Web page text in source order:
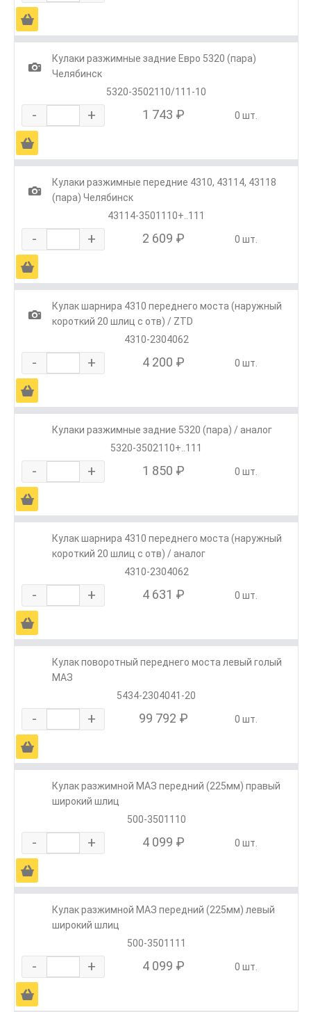
Ä
1
Кулаки разжимные задние Евро 5320 (пара)
Челябинск
5320-3502110/111-10
- + 1 743 ₽ 0 шт.
Ä
1
Кулаки разжимные передние 4310, 43114, 43118
(пара) Челябинск
43114-3501110+..111
- + 2 609 ₽ 0 шт.
Ä
1
Кулак шарнира 4310 переднего моста (наружный
короткий 20 шлиц с отв) / ZTD
4310-2304062
- + 4 200 ₽ 0 шт.
Ä
Кулаки разжимные задние 5320 (пара) / аналог
5320-3502110+..111
- + 1 850 ₽ 0 шт.
Ä
Кулак шарнира 4310 переднего моста (наружный
короткий 20 шлиц с отв) / аналог
4310-2304062
- + 4 631 ₽ 0 шт.
Ä
Кулак поворотный переднего моста левый голый
МАЗ
5434-2304041-20
- + 99 792 ₽ 0 шт.
Ä
Кулак разжимной МАЗ передний (225мм) правый
широкий шлиц
500-3501110
- + 4 099 ₽ 0 шт.
Ä
Кулак разжимной МАЗ передний (225мм) левый
широкий шлиц
500-3501111
- + 4 099 ₽ 0 шт.
Ä